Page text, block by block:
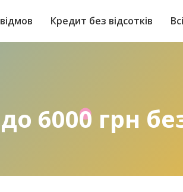
Кредит без відсотків
6000 грн